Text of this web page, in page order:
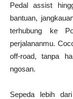
Pedal assist
bantuan,
terhubung ke
perjalananmu.
off-road, tanpa
ngosan.
Sepeda lebih